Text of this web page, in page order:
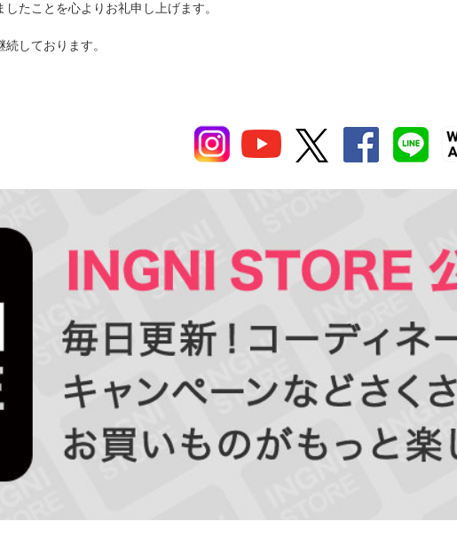
たことを心よりお礼申し上げます。
しております。